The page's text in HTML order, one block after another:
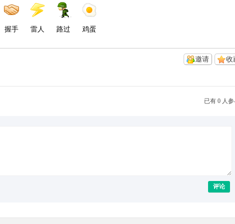
握手 雷人 路过 鸡蛋
收
邀请
已有 0 人
评论